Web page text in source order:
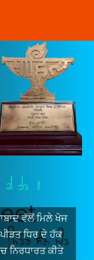
ਵੱਲੋਂ ਮਿਲੇ ਖੋਜ
ਧਿਰ ਦੇ ਹੱਕ
ਨਿਰਧਾਰਤ ਕੀਤੇ